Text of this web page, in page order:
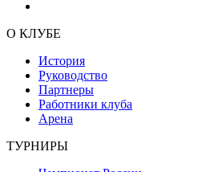
О КЛУБЕ
История
Руководство
Партнеры
Работники клуба
Арена
ТУРНИРЫ